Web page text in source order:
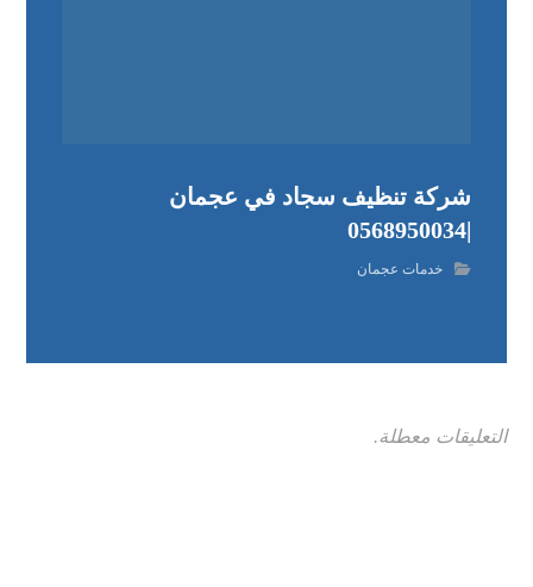
شركة تنظيف سجاد في عجمان
|0568950034
خدمات عجمان
التعليقات معطلة.